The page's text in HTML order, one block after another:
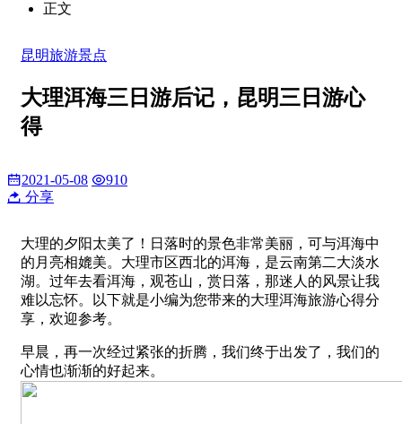
正文
昆明旅游景点
大理洱海三日游后记，昆明三日游心
得
2021-05-08
910
分享
大理的夕阳太美了！日落时的景色非常美丽，可与洱海中
的月亮相媲美。大理市区西北的洱海，是云南第二大淡水
湖。过年去看洱海，观苍山，赏日落，那迷人的风景让我
难以忘怀。以下就是小编为您带来的大理洱海旅游心得分
享，欢迎参考。
早晨，再一次经过紧张的折腾，我们终于出发了，我们的
心情也渐渐的好起来。